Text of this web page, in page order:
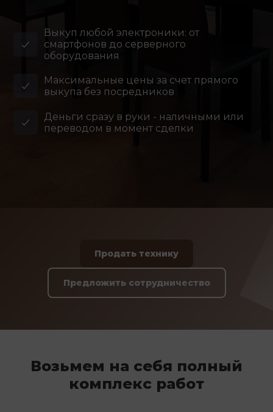
Выкуп любой электроники: от
смартфонов до серверного
оборудования
Максимальные цены за счет прямого
выкупа без посредников
Деньги сразу в руки - наличными или
переводом в момент сделки
Продать технику
Предложить сотрудничество
Возьмем на себя полный
комплекс работ